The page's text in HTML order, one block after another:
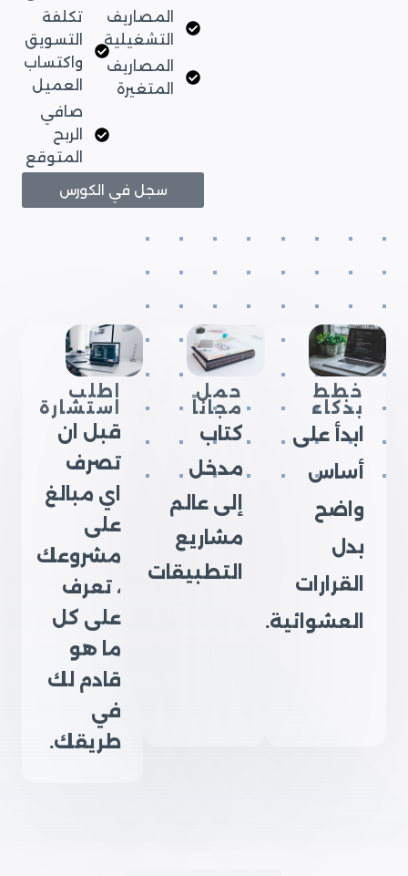
المصاريف
التشغيلية
المصاريف
المتغيرة
تكلفة
التسويق
واكتساب
العميل
صافي
الربح
المتوقع
سجل في الكورس
خطط
بذكاء
ابدأ على
أساس
واضح
بدل
القرارات
العشوائية.
حمل
مجاناً
كتاب
مدخل
إلى عالم
مشاريع
التطبيقات
اطلب
استشارة
قبل ان
تصرف
اي مبالغ
على
مشروعك
، تعرف
على كل
ما هو
قادم لك
في
طريقك.